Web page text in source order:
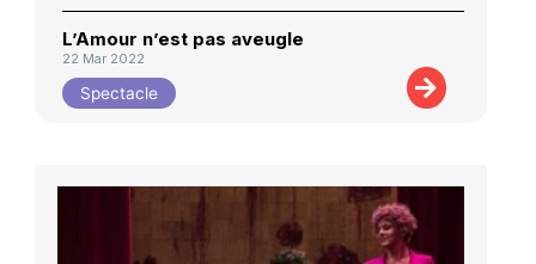
L’Amour n’est pas aveugle
22 Mar 2022
Spectacle